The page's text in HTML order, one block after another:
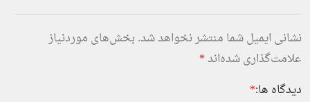
نشانی ایمیل شما منتشر نخواهد شد. بخش‌های موردنیاز
علامت‌گذاری شده‌اند*
دیدگاه ها:*